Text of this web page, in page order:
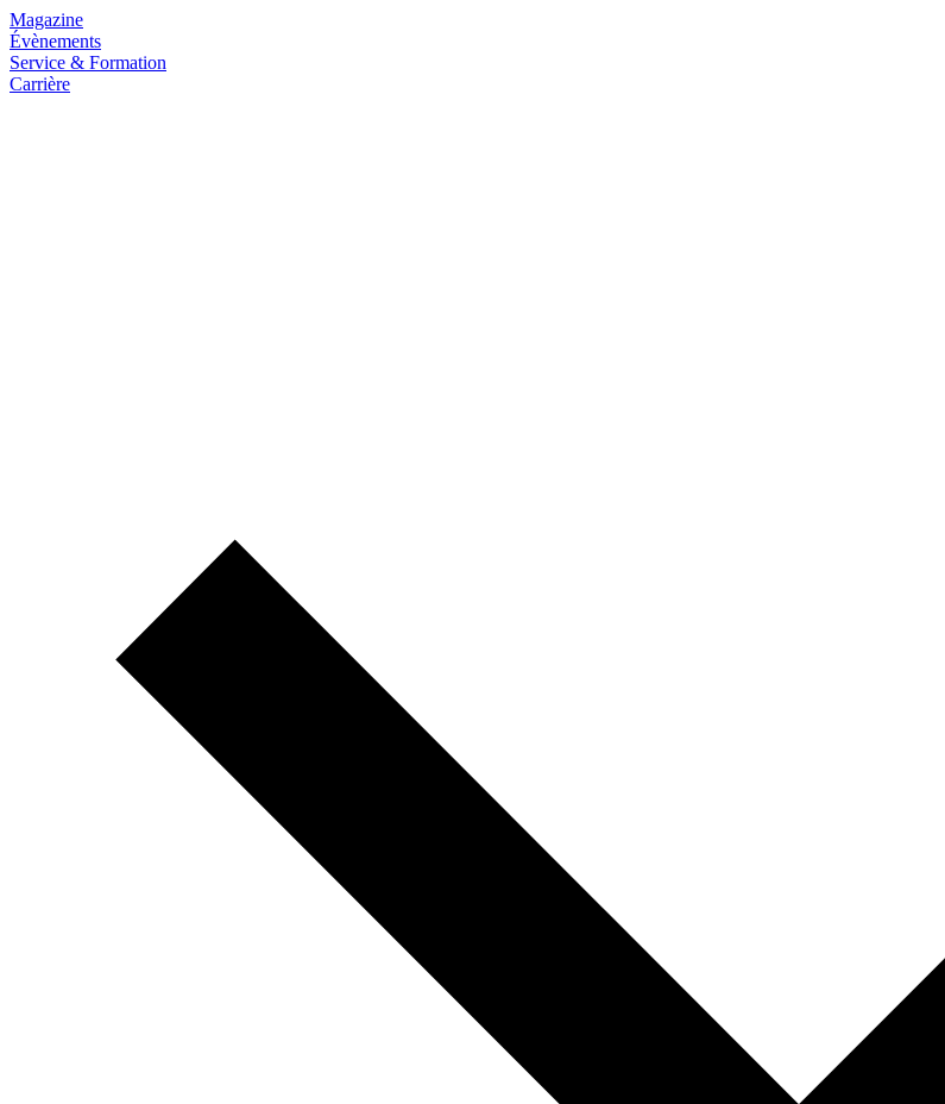
Magazine
Évènements
Service & Formation
Carrière